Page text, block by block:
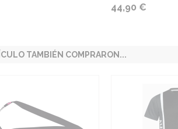
44,90 €
TAMBIÉN COMPRARON...